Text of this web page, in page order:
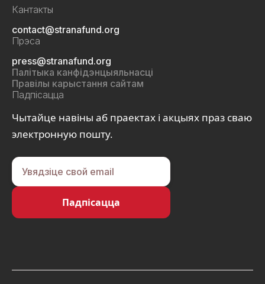
Кантакты
contact@stranafund.org
Прэса
press@stranafund.org
Палітыка канфідэнцыяльнасці
Правілы карыстання сайтам
Падпісацца
Чытайце навіны аб праектах і акцыях праз сваю
электронную пошту.